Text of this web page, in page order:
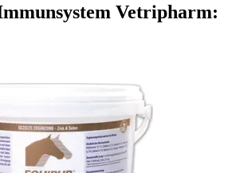
Vetripharm: